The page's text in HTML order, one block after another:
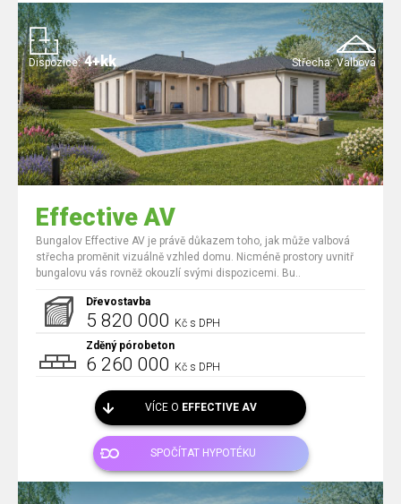
Střecha: Valbová
Dispozice: 4+kk
Effective AV
Bungalov Effective AV je právě důkazem toho, jak může valbová
střecha proměnit vizuálně vzhled domu. Nicméně prostory uvnitř
bungalovu vás rovněž okouzlí svými dispozicemi. Bu..
Dřevostavba
5 820 000 Kč s DPH
Zděný pórobeton
6 260 000 Kč s DPH
VÍCE O EFFECTIVE AV
SPOČÍTAT HYPOTÉKU